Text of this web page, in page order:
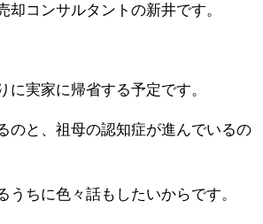
却コンサルタントの新井です。
に実家に帰省する予定です。
のと、祖母の認知症が進んでいるの
うちに色々話もしたいからです。